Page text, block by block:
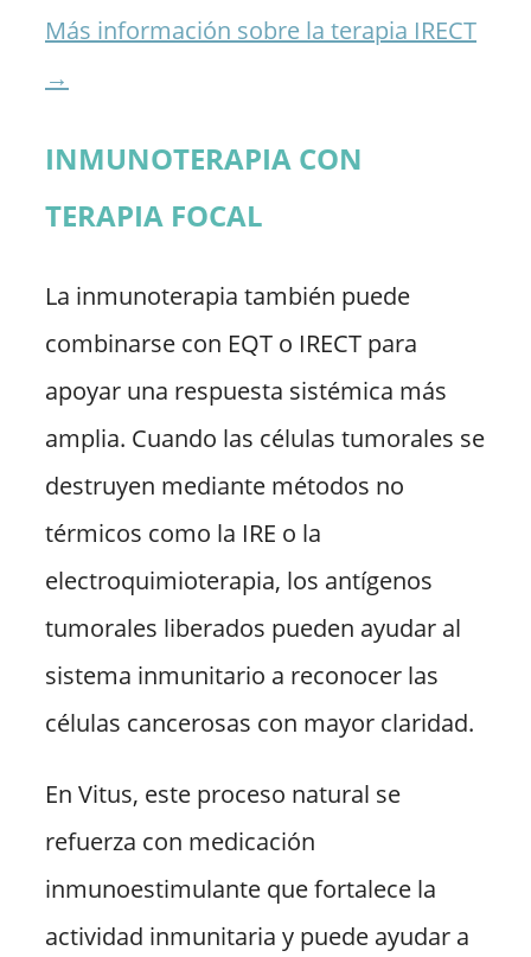
Más información sobre la terapia IRECT
→
INMUNOTERAPIA CON
TERAPIA FOCAL
La inmunoterapia también puede
combinarse con EQT o IRECT para
apoyar una respuesta sistémica más
amplia. Cuando las células tumorales se
destruyen mediante métodos no
térmicos como la IRE o la
electroquimioterapia, los antígenos
tumorales liberados pueden ayudar al
sistema inmunitario a reconocer las
células cancerosas con mayor claridad.
En Vitus, este proceso natural se
refuerza con medicación
inmunoestimulante que fortalece la
actividad inmunitaria y puede ayudar a